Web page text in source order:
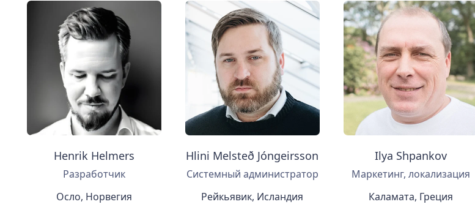
Henrik Helmers
Разработчик
Осло, Норвегия
Hlini Melsteð Jóngeirsson
Системный администратор
Рейкьявик, Исландия
Ilya Shpankov
Маркетинг, локализация
Каламата, Греция